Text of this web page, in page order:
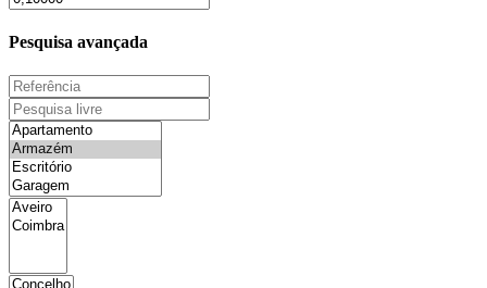
Pesquisa avançada